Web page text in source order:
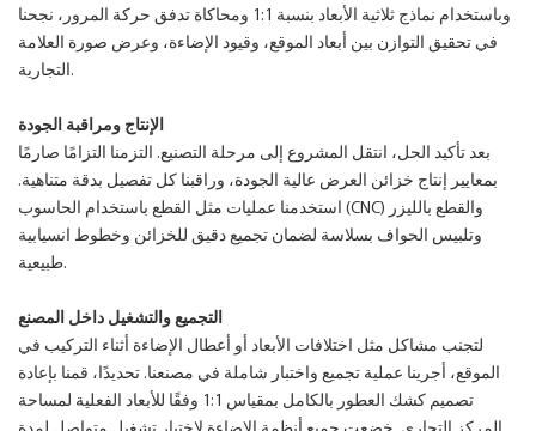
وباستخدام نماذج ثلاثية الأبعاد بنسبة 1:1 ومحاكاة تدفق حركة المرور، نجحنا
في تحقيق التوازن بين أبعاد الموقع، وقيود الإضاءة، وعرض صورة العلامة
التجارية.
الإنتاج ومراقبة الجودة
بعد تأكيد الحل، انتقل المشروع إلى مرحلة التصنيع. التزمنا التزامًا صارمًا
بمعايير إنتاج خزائن العرض عالية الجودة، وراقبنا كل تفصيل بدقة متناهية.
استخدمنا عمليات مثل القطع باستخدام الحاسوب (CNC) والقطع بالليزر
وتلبيس الحواف بسلاسة لضمان تجميع دقيق للخزائن وخطوط انسيابية
طبيعية.
التجميع والتشغيل داخل المصنع
لتجنب مشاكل مثل اختلافات الأبعاد أو أعطال الإضاءة أثناء التركيب في
الموقع، أجرينا عملية تجميع واختبار شاملة في مصنعنا. تحديدًا، قمنا بإعادة
تصميم كشك العطور بالكامل بمقياس 1:1 وفقًا للأبعاد الفعلية لمساحة